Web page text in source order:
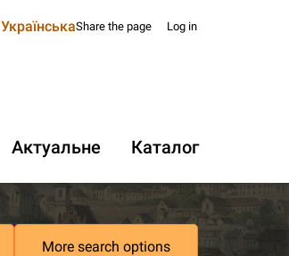
УкраїнськаShare the page Log in
Актуальне Каталог
More search options